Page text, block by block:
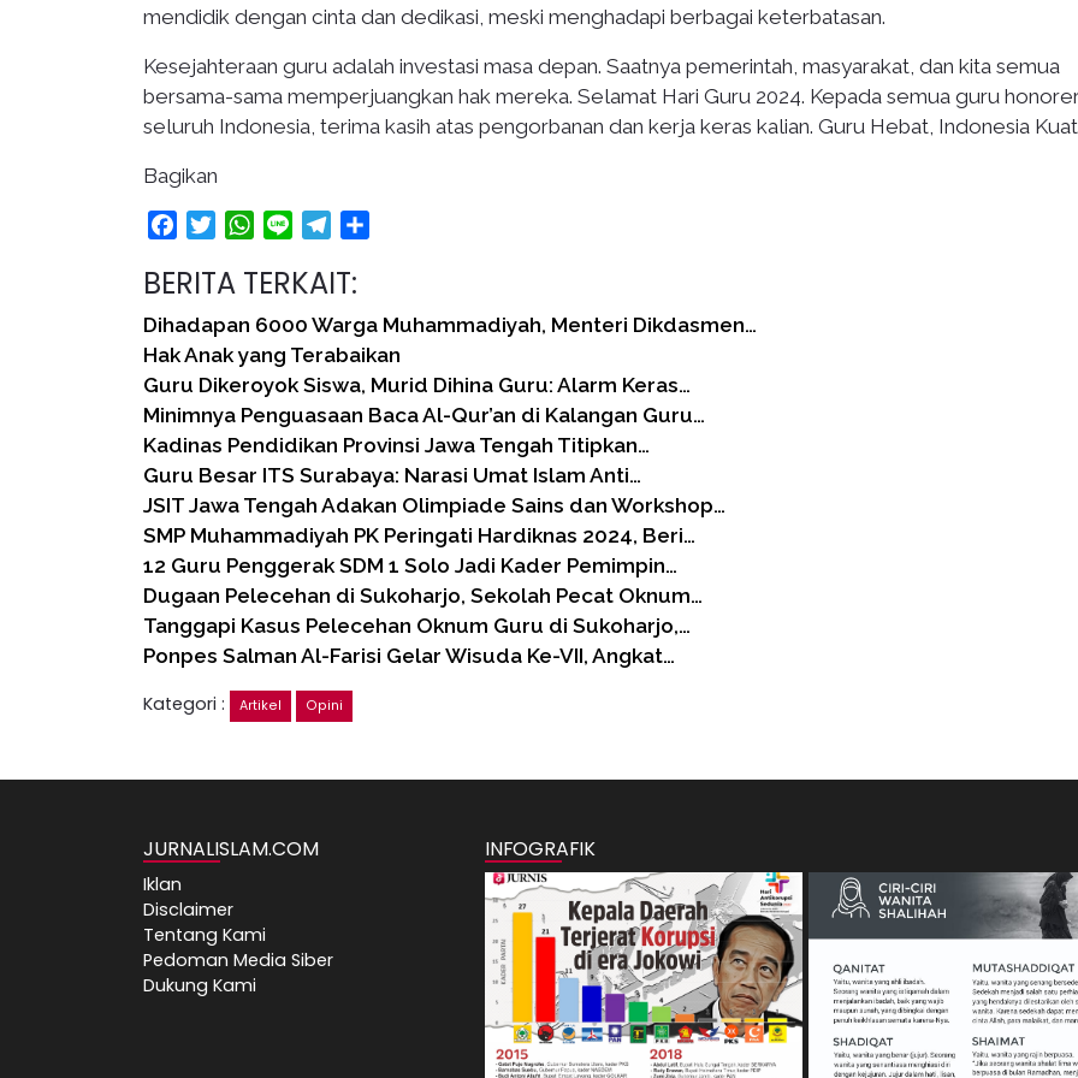
mendidik dengan cinta dan dedikasi, meski menghadapi berbagai keterbatasan.
Kesejahteraan guru adalah investasi masa depan. Saatnya pemerintah, masyarakat, dan kita semua
bersama-sama memperjuangkan hak mereka. Selamat Hari Guru 2024. Kepada semua guru
seluruh Indonesia, terima kasih atas pengorbanan dan kerja keras kalian. Guru Hebat, Indonesia
Bagikan
FacebookTwitterWhatsApp
Line Telegram
BERITA TERKAIT:
Dihadapan 6000 Warga Muhammadiyah, Menteri Dikdasmen…
Hak Anak yang Terabaikan
Guru Dikeroyok Siswa, Murid Dihina Guru: Alarm Keras…
Minimnya Penguasaan Baca Al-Qur’an di Kalangan Guru…
Kadinas Pendidikan Provinsi Jawa Tengah Titipkan…
Guru Besar ITS Surabaya: Narasi Umat Islam Anti…
JSIT Jawa Tengah Adakan Olimpiade Sains dan Workshop…
SMP Muhammadiyah PK Peringati Hardiknas 2024, Beri…
12 Guru Penggerak SDM 1 Solo Jadi Kader Pemimpin…
Dugaan Pelecehan di Sukoharjo, Sekolah Pecat Oknum…
Tanggapi Kasus Pelecehan Oknum Guru di Sukoharjo,…
Ponpes Salman Al-Farisi Gelar Wisuda Ke-VII, Angkat…
Kategori :
Artikel Opini
JURNALISLAM.COM
Iklan
Disclaimer
Tentang Kami
Pedoman Media Siber
Dukung Kami
INFOGRAFIK